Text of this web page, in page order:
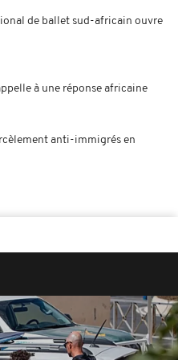
de ballet sud-africain ouvre
à une réponse africaine
anti-immigrés en